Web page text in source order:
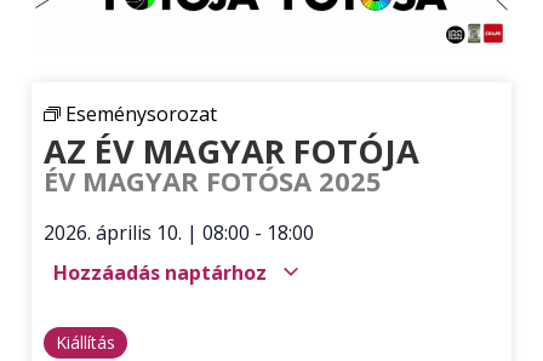
Eseménysorozat
AZ ÉV MAGYAR FOTÓJA
ÉV MAGYAR FOTÓSA 2025
2026. április 10. | 08:00 - 18:00
Hozzáadás naptárhoz
Kiállítás